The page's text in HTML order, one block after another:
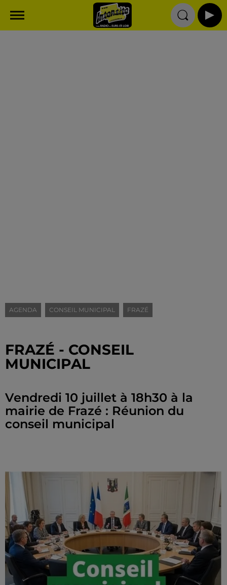
AGENDA CONSEIL MUNICIPAL FRAZÉ
FRAZÉ - CONSEIL
MUNICIPAL
Vendredi 10 juillet à 18h30 à la
mairie de Frazé : Réunion du
conseil municipal